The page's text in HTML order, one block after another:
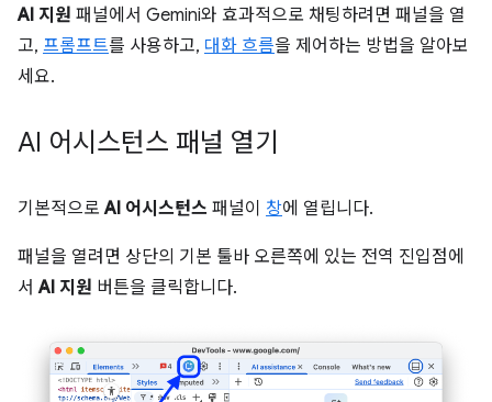
AI 지원 패널에서 Gemini와 효과적으로 채팅하려면 패널을 열
고, 프롬프트를 사용하고, 대화 흐름을 제어하는 방법을 알아보
세요.
AI 어시스턴스 패널 열기
기본적으로AI 어시스턴스 패널이 창에 열립니다.
패널을 열려면 상단의 기본 툴바 오른쪽에 있는 전역 진입점에
서AI 지원 버튼을 클릭합니다.